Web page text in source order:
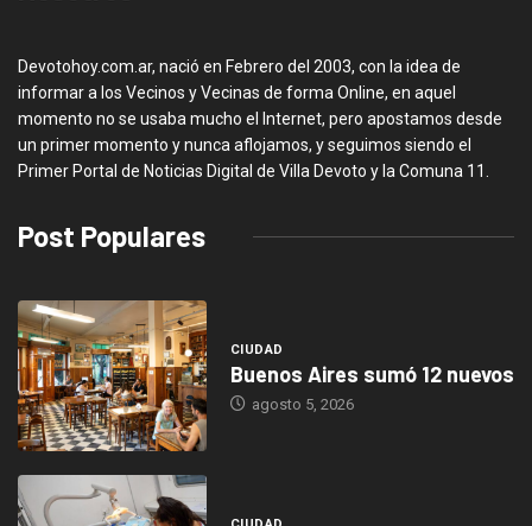
Devotohoy.com.ar, nació en Febrero del 2003, con la idea de
informar a los Vecinos y Vecinas de forma Online, en aquel
momento no se usaba mucho el Internet, pero apostamos desde
un primer momento y nunca aflojamos, y seguimos siendo el
Primer Portal de Noticias Digital de Villa Devoto y la Comuna 11.
Post Populares
CIUDAD
Buenos Aires sumó 12 nuevos
agosto 5, 2026